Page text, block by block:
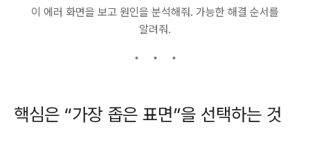
이 에러 화면을 보고 원인을 분석해줘. 가능한 해결 순서를
알려줘.
핵심은 “가장 좁은 표면”을 선택하는 것